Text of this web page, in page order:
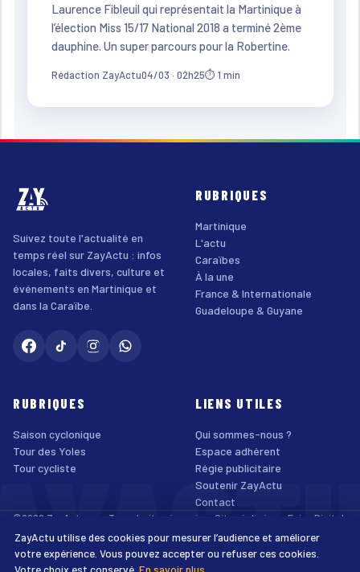
Laurence Fibleuil qui représentait la Martinique à
l’élection Miss 15/17 National 2018 a terminé 2ème
dauphine. Un super parcours pour la Robertine.
Rédaction ZayActu04/03 · 02h25⏱ 1 min
Suivez toute l'actualité en
temps réel sur ZayActu : infos
locales, faits divers, culture et
événements en Martinique et
dans la Caraïbe.
RUBRIQUES
Martinique
L'actu
Caraïbes
À la une
France & Internationale
Guadeloupe & Guyane
RUBRIQUES
Saison cyclonique
Tour des Yoles
Tour cycliste
LIENS UTILES
Qui sommes-nous ?
Espace adhérent
Régie publicitaire
Soutenir ZayActu
Contact
©2026 ZayActu.org. Tous droits réservés. · Site réalisé par Enjoy Digital
Agency
Mentions légales
Confidentialité Cookies Accessibilité
ZayActu utilise des cookies pour mesurer l’audience et améliorer
votre expérience. Vous pouvez accepter ou refuser ces cookies.
Votre choix est conservé. En savoir plus